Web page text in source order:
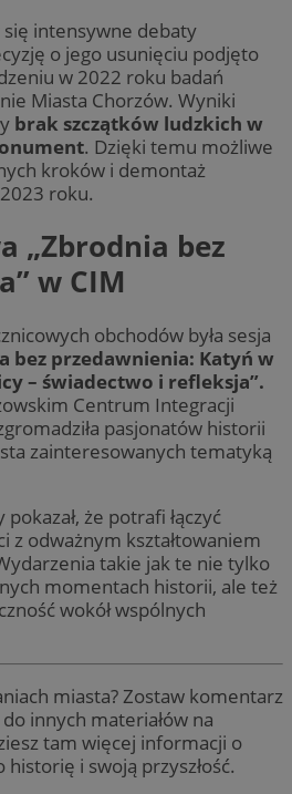
się intensywne debaty
o jego usunięciu podjęto
w 2022 roku badań
Miasta Chorzów. Wyniki
brak szczątków ludzkich w
. Dzięki temu możliwe
kroków i demontaż
roku.
„Zbrodnia bez
w CIM
obchodów była sesja
bez przedawnienia: Katyń w
– świadectwo i refleksja”.
Centrum Integracji
pasjonatów historii
zainteresowanych tematyką
że potrafi łączyć
z odważnym kształtowaniem
takie jak te nie tylko
momentach historii, ale też
wokół wspólnych
miasta? Zostaw komentarz
innych materiałów na
tam więcej informacji o
i swoją przyszłość.